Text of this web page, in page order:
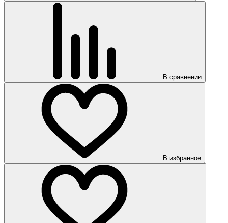
В сравнении
В избранное